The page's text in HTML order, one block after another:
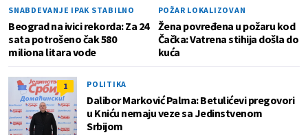
SNABDEVANJE IPAK STABILNO
Beograd na ivici rekorda: Za 24
sata potrošeno čak 580
miliona litara vode
POŽAR LOKALIZOVAN
Žena povređena u požaru kod
Čačka: Vatrena stihija došla do
kuća
1 POLITIKA
Dalibor Marković Palma: Betulićevi pregovori
u Kniću nemaju veze sa Jedinstvenom
Srbijom